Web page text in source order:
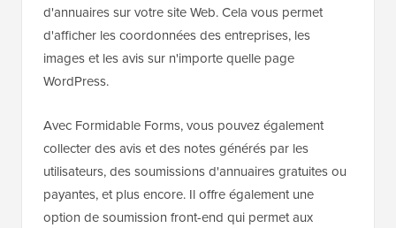
d'annuaires sur votre site Web. Cela vous permet
d'afficher les coordonnées des entreprises, les
images et les avis sur n'importe quelle page
WordPress.
Avec Formidable Forms, vous pouvez également
collecter des avis et des notes générés par les
utilisateurs, des soumissions d'annuaires gratuites ou
payantes, et plus encore. Il offre également une
option de soumission front-end qui permet aux